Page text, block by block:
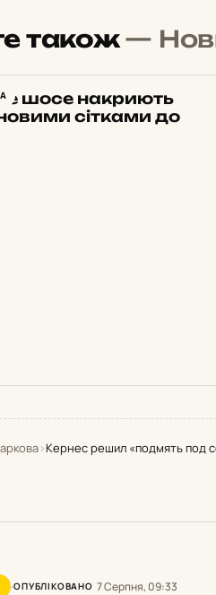
також—
шосе накриють
сітками до
›Кернес решил «подмять под
ОПУБЛІКОВАНО 7 Серпня, 09:33